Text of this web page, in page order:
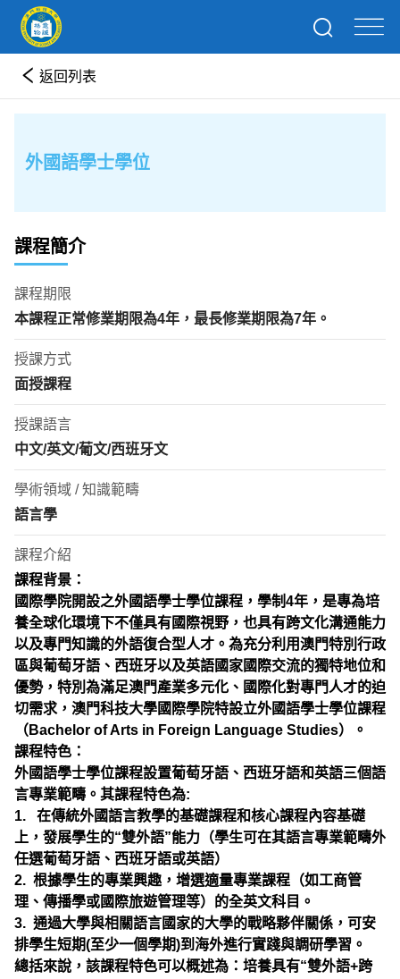
返回列表
外國語學士學位
課程簡介
課程期限
本課程正常修業期限為4年 ，最長修業期限為7年。
授課方式
面授課程
授課語言
中文/英文/葡文/西班牙文
學術領域 / 知識範疇
語言學
課程介紹
課程背景：
國際學院開設之外國語學士學位課程，學制4年，是專為培
養全球化環境下不僅具有國際視野，也具有跨文化溝通能力
以及專門知識的外語復合型人才。為充分利用澳門特別行政
區與葡萄牙語、西班牙以及英語國家國際交流的獨特地位和
優勢，特別為滿足澳門產業多元化、國際化對專門人才的迫
切需求，澳門科技大學國際學院特設立外國語學士學位課程
（ Bachelor of Arts in Foreign Language Studies）
。
課程特色：
外國語學士學位課程設置葡萄牙語、西班牙語和英語三個語
言專業範疇。其課程特色為:
1.
在傳統外國語言教學的基礎課程和核心課程內容基礎
上，發展學生的“雙外語”能力（學生可在其語言專業範疇外
任選葡萄牙語、西班牙語或英語）
2. 根據學生的專業興趣，增選適量專業課程（如工商管
理、傳播學或國際旅遊管理等）的全英文科目。
3. 通過大學與相關語言國家的大學的戰略夥伴關係，可安
排學生短期(至少一個學期)到海外進行實踐與調研學習。
總括來說，該課程特色可以概述為：培養具有“雙外語+跨